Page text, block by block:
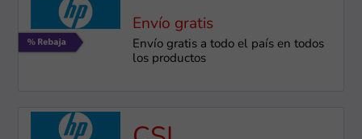
Envío gratis
Envío gratis a todo el país en todos
los productos